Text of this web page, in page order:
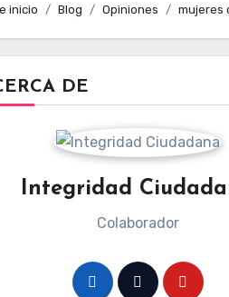
inicio Blog Opiniones mujeres
DE
Integridad
Colaborador